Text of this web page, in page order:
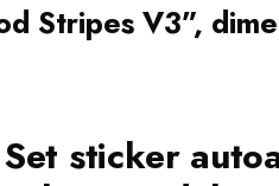
Stripes V3”,
Set sticker